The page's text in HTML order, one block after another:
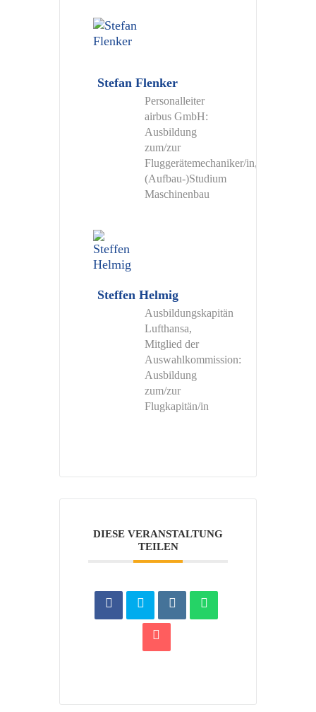
Stefan Flenker
Personalleiter
airbus GmbH:
Ausbildung
zum/zur
Fluggerätemechaniker/in,
(Aufbau-)Studium
Maschinenbau
Steffen Helmig
Ausbildungskapitän
Lufthansa,
Mitglied der
Auswahlkommission:
Ausbildung
zum/zur
Flugkapitän/in
DIESE VERANSTALTUNG
TEILEN